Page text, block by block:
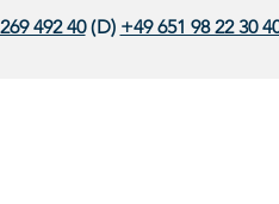
492 40 (D) +49 651 98 22 30